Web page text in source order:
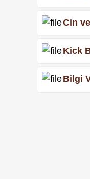
Cin
Kick
Bilgi